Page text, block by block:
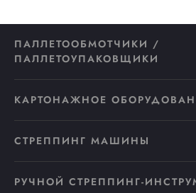
ПАЛЛЕТООБМОТЧИКИ /
ПАЛЛЕТОУПАКОВЩИКИ
КАРТОНАЖНОЕ
СТРЕППИНГ МАШИНЫ
РУЧНОЙ СТРЕППИНГ-